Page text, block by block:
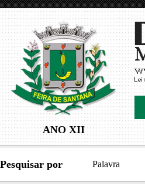
ANO XII
Pesquisar por Palavra